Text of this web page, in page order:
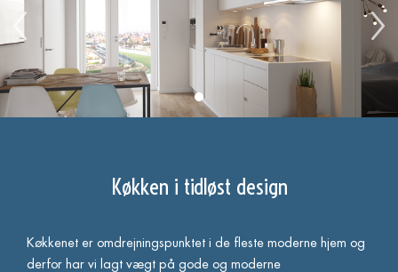
Køkken i tidløst design
Køkkenet er omdrejningspunktet i de fleste moderne hjem og
derfor har vi lagt vægt på gode og moderne